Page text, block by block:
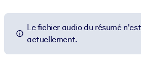
Le fichier audio du résumé
actuellement.